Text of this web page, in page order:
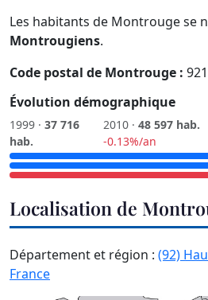
Les habitants de Montrouge se
Montrougiens.
Code postal de Montrouge :
Évolution démographique
1999 · 37 716
hab.
2010 ·48 597 hab.
-0.13%/an
Localisation de
Département et région : (92)
France